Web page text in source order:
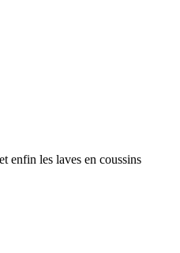
enfin les laves en coussins